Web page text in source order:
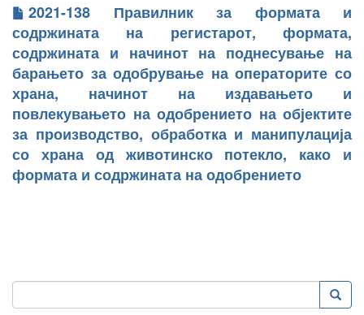
2021-138 Правилник за формата и
содржината на регистарот, формата,
содржината и начинот на поднесување на
барањето за одобрување на операторите со
храна, начинот на издавањето и
повлекувањето на одобрението на објектите
за производство, обработка и манипулација
со храна од животинско потекло, како и
формата и содржината на одобрението
Search
Пребарување